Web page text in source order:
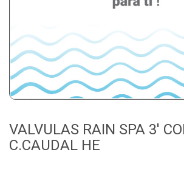
VALVULAS RAIN SPA 3'
C.CAUDAL HE